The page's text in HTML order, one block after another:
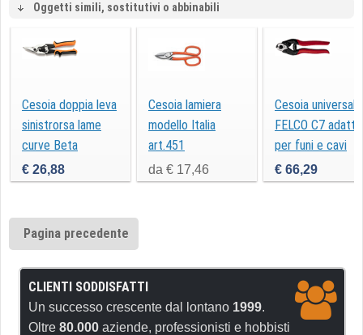
Oggetti simili, sostitutivi o abbinabili
Cesoia doppia leva
sinistrorsa lame
curve Beta
1124BM
€ 26,88
Cesoia lamiera
modello Italia
art.451
da € 17,46
Cesoia universale
FELCO C7 adatta
per funi e cavi
€ 66,29
Pagina precedente
CLIENTI SODDISFATTI
Un successo crescente dal lontano 1999.
Oltre 80.000 aziende, professionisti e hobbisti